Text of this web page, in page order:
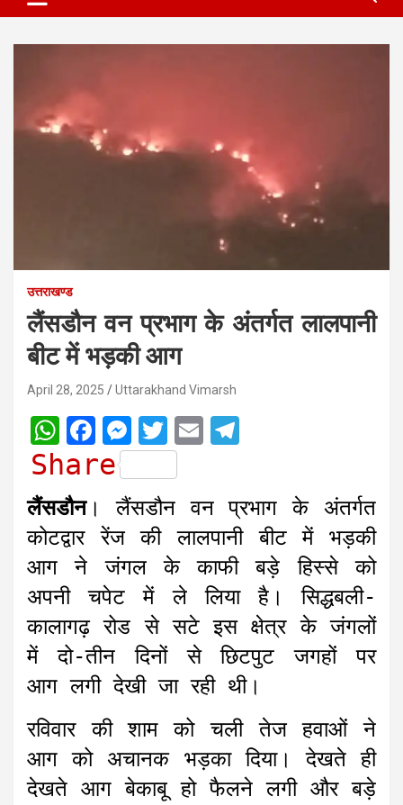
उत्तराखण्ड
लैंसडौन वन प्रभाग के अंतर्गत लालपानी
बीट में भड़की आग
April 28, 2025 Uttarakhand Vimarsh
W
h
a
t
s
A
p
p
F
a
e
b
o
o
k
M
e
s
s
e
n
g
e
r
T
w
i
t
t
e
r
E
i
l
e
g
r
a
m
Share
लैंसडौन। लैंसडौन वन प्रभाग के अंतर्गत
कोटद्वार रेंज की लालपानी बीट में भड़की
आग ने जंगल के काफी बड़े हिस्से को
अपनी चपेट में ले लिया है। सिद्धबली-
कालागढ़ रोड से सटे इस क्षेत्र के जंगलों
में दो-तीन दिनों से छिटपुट जगहों पर
आग लगी देखी जा रही थी।
रविवार की शाम को चली तेज हवाओं ने
आग को अचानक भड़का दिया। देखते ही
देखते आग बेकाबू हो फैलने लगी और बड़े